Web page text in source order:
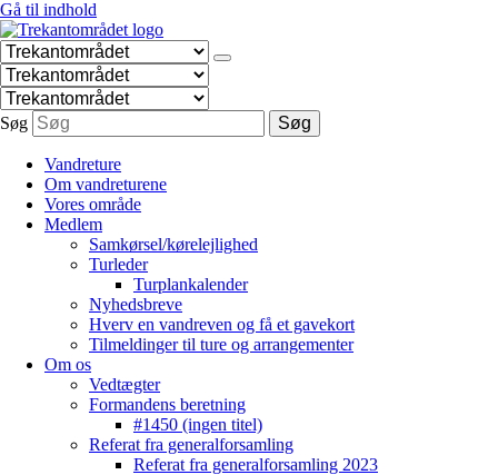
Gå til indhold
Søg Søg
Vandreture
Om vandreturene
Vores område
Medlem
Samkørsel/kørelejlighed
Turleder
Turplankalender
Nyhedsbreve
Hverv en vandreven og få et gavekort
Tilmeldinger til ture og arrangementer
Om os
Vedtægter
Formandens beretning
#1450 (ingen titel)
Referat fra generalforsamling
Referat fra generalforsamling 2023